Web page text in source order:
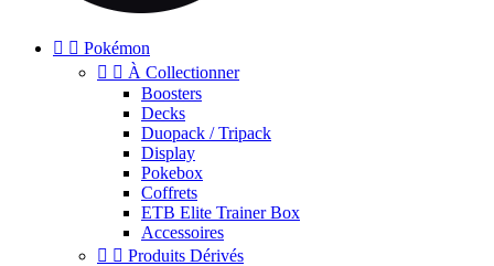
  Pokémon
  À Collectionner
Boosters
Decks
Duopack / Tripack
Display
Pokebox
Coffrets
ETB Elite Trainer Box
Accessoires
  Produits Dérivés